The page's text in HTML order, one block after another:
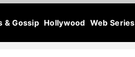
& Gossip Hollywood Web Series